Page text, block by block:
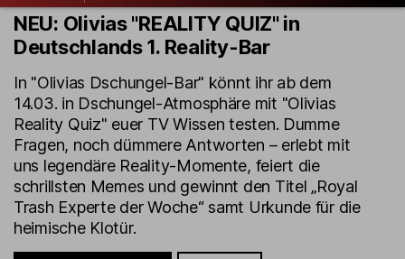
Kult-
Kieztouren
Hamburg
NEU: Olivias "REALITY QUIZ" in
Deutschlands 1. Reality-Bar
In "Olivias Dschungel-Bar" könnt ihr ab dem
14.03. in Dschungel-Atmosphäre mit "Olivias
Reality Quiz" euer TV Wissen testen. Dumme
Fragen, noch dümmere Antworten – erlebt mit
uns legendäre Reality-Momente, feiert die
schrillsten Memes und gewinnt den Titel „Royal
Trash Experte der Woche“ samt Urkunde für die
heimische Klotür.